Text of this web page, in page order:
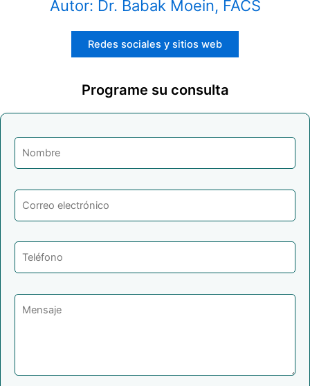
Autor: Dr. Babak Moein, FACS
Redes sociales y sitios web
Programe su consulta